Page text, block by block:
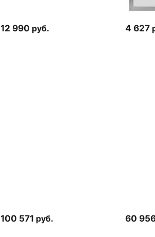
12 990 руб. 4 627
100 571 руб. 60